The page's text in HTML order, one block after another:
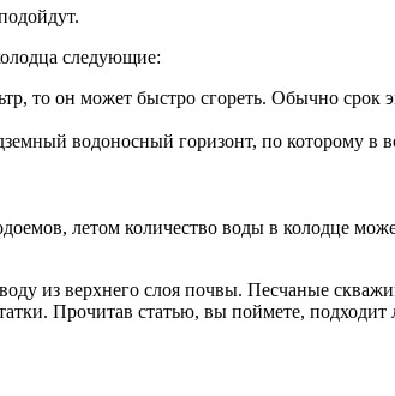
следующие:
то он может быстро сгореть. Обычно срок
водоносный горизонт, по которому
летом количество воды в колодце
из верхнего слоя почвы. Песчаные
Прочитав статью, вы поймете,